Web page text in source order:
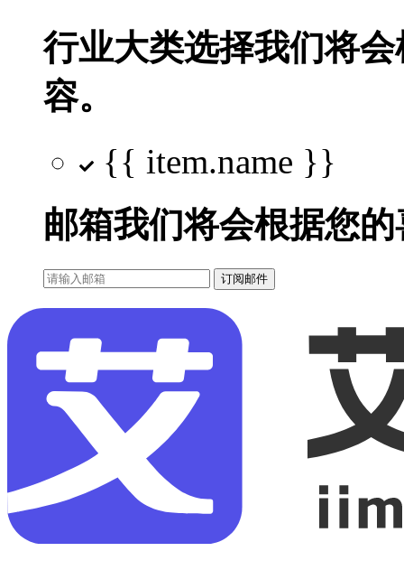
行业大类选择我们将
容。
{{ item.name }}
邮箱我们将会根据您
订阅邮件